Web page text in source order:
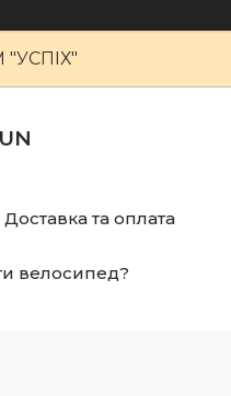
Доставка та оплата
велосипед?